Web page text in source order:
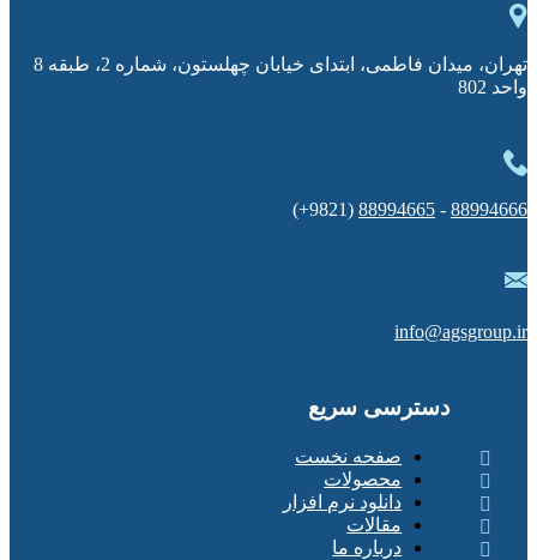
تهران، میدان فاطمی، ابتدای خیابان چهلستون، شماره 2، طبقه 8
واحد 802
88994666
-
88994665
(9821+)
info@agsgroup.ir
دسترسی سریع
صفحه نخست
محصولات
دانلود نرم افزار
مقالات
درباره ما